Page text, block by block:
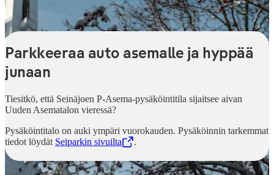
Parkkeeraa auto asemalle ja hyppää
junaan
Tiesitkö, että Seinäjoen P-Asema-pysäköintitila sijaitsee aivan
Uuden Asematalon vieressä?
Pysäköintitalo on auki ympäri vuorokauden. Pysäköinnin tarkemmat
tiedot löydät Seiparkin sivuilta
,Avataan uudessa välilehdessä
.